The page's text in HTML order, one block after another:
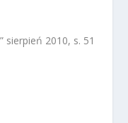
sierpień 2010, s. 51